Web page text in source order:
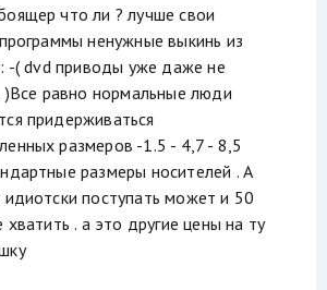
что ли ? лучше свои
ненужные выкинь из
-( dvd приводы уже даже не
)Все равно нормальные люди
придерживаться
размеров -1.5 - 4,7 - 8,5
размеры носителей . А
идиотски поступать может и 50
хватить . а это другие цены на ту